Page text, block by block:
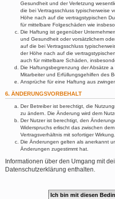
Gesundheit und der Verletzung
die bei Vertragsschluss typischerweise
Höhe nach auf die vertragstypischen
für mittelbare Folgeschäden wie
Die Haftung ist gegenüber
und Gesundheit oder vorsätzlichem
auf die bei Vertragsschluss
der Höhe nach auf die
auch für mittelbare Schäden,
Die Haftungsbegrenzung der Absätze
Mitarbeiter und Erfüllungsgehilfen des
Ansprüche für eine Haftung aus
6. ÄNDERUNGSVORBEHALT
Der Betreiber ist berechtigt, die
zu ändern. Die Änderung wird dem
Der Nutzer ist berechtigt, den
Widerspruchs erlischt das zwischen
Vertragsverhältnis mit sofortiger Wirkung.
Die Änderungen gelten als anerkannt
Änderungen zugestimmt hat.
Informationen über den Umgang mit
Datenschutzerklärung enthalten.